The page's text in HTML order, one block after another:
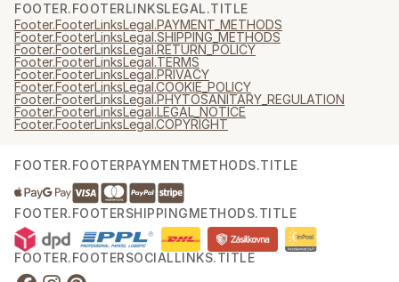
FOOTER.FOOTERLINKSLEGAL.TITLE
Footer.FooterLinksLegal.PAYMENT_METHODS
Footer.FooterLinksLegal.SHIPPING_METHODS
Footer.FooterLinksLegal.RETURN_POLICY
Footer.FooterLinksLegal.TERMS
Footer.FooterLinksLegal.PRIVACY
Footer.FooterLinksLegal.COOKIE_POLICY
Footer.FooterLinksLegal.PHYTOSANITARY_REGULATION
Footer.FooterLinksLegal.LEGAL_NOTICE
Footer.FooterLinksLegal.COPYRIGHT
FOOTER.FOOTERPAYMENTMETHODS.TITLE
FOOTER.FOOTERSHIPPINGMETHODS.TITLE
FOOTER.FOOTERSOCIALLINKS.TITLE